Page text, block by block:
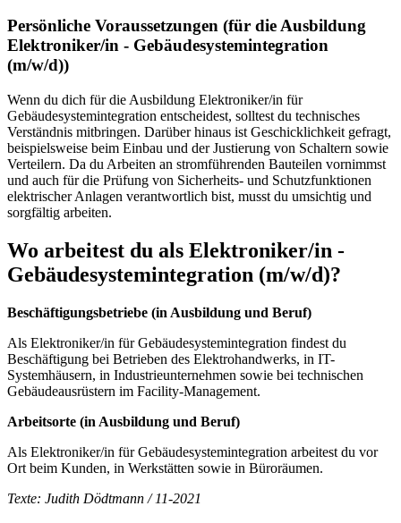
Persönliche Voraussetzungen (für die Ausbildung
Elektroniker/in - Gebäudesystemintegration
(m/w/d))
Wenn du dich für die Ausbildung Elektroniker/in für
Gebäudesystemintegration entscheidest, solltest du technisches
Verständnis mitbringen. Darüber hinaus ist Geschicklichkeit gefragt,
beispielsweise beim Einbau und der Justierung von Schaltern sowie
Verteilern. Da du Arbeiten an stromführenden Bauteilen vornimmst
und auch für die Prüfung von Sicherheits- und Schutzfunktionen
elektrischer Anlagen verantwortlich bist, musst du umsichtig und
sorgfältig arbeiten.
Wo arbeitest du als Elektroniker/in -
Gebäudesystemintegration (m/w/d)?
Beschäftigungsbetriebe (in Ausbildung und Beruf)
Als Elektroniker/in für Gebäudesystemintegration findest du
Beschäftigung bei Betrieben des Elektrohandwerks, in IT-
Systemhäusern, in Industrieunternehmen sowie bei technischen
Gebäudeausrüstern im Facility-Management.
Arbeitsorte (in Ausbildung und Beruf)
Als Elektroniker/in für Gebäudesystemintegration arbeitest du vor
Ort beim Kunden, in Werkstätten sowie in Büroräumen.
Texte: Judith Dödtmann / 11-2021